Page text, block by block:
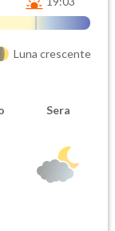
Luna crescente
Sera